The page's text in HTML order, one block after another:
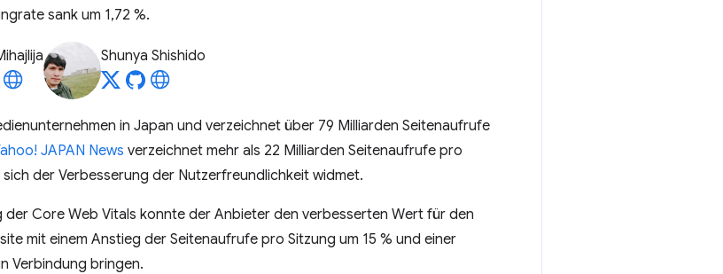
sank um 1,72 %.
Shunya Shishido
in Japan und verzeichnet über 79 Milliarden Seitenaufrufe
JAPAN News verzeichnet mehr als 22 Milliarden Seitenaufrufe pro
der Verbesserung der Nutzerfreundlichkeit widmet.
Core Web Vitals konnte der Anbieter den verbesserten Wert für den
mit einem Anstieg der Seitenaufrufe pro Sitzung um 15 % und einer
Verbindung bringen.